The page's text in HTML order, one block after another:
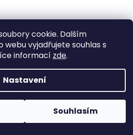
cookie. Dalším
vyjadřujete souhlas s
informací zde.
Nastavení
Souhlasím
(41 m)
Kč bez DPH
39 Kč